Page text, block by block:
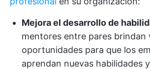
Mejora el desarrollo de
mentores entre pares brindan
oportunidades para que los
aprendan nuevas habilidades